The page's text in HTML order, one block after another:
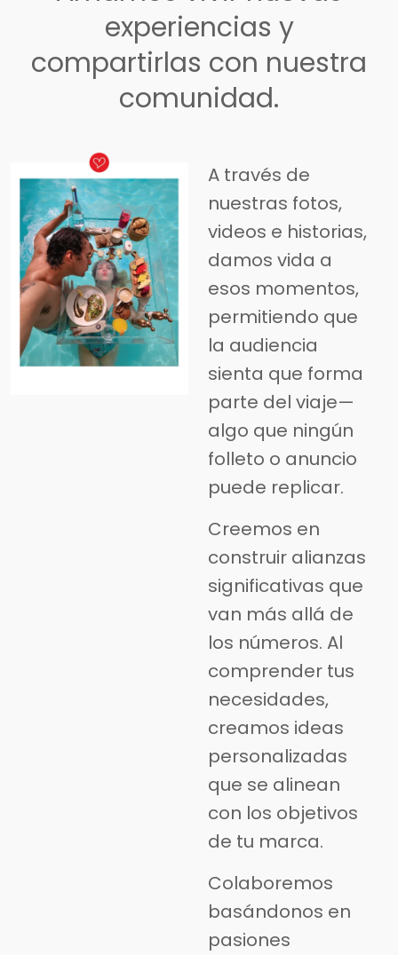
experiencias y
compartirlas con nuestra
comunidad.
A través de
nuestras fotos,
videos e historias,
damos vida a
esos momentos,
permitiendo que
la audiencia
sienta que forma
parte del viaje—
algo que ningún
folleto o anuncio
puede replicar.
Creemos en
construir alianzas
significativas que
van más allá de
los números. Al
comprender tus
necesidades,
creamos ideas
personalizadas
que se alinean
con los objetivos
de tu marca.
Colaboremos
basándonos en
pasiones